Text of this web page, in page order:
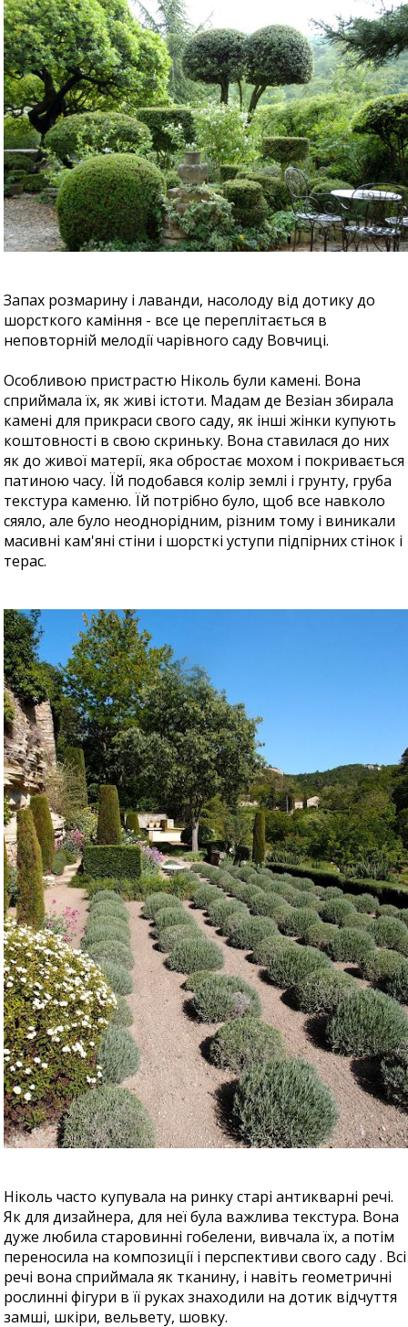
Запах розмарину і лаванди, насолоду від дотику до
шорсткого каміння - все це переплітається в
неповторній мелодії чарівного саду Вовчиці.
Особливою пристрастю Ніколь були камені. Вона
сприймала їх, як живі істоти. Мадам де Везіан збирала
камені для прикраси свого саду, як інші жінки купують
коштовності в свою скриньку. Вона ставилася до них
як до живої матерії, яка обростає мохом і покривається
патиною часу. Їй подобався колір землі і грунту, груба
текстура каменю. Їй потрібно було, щоб все навколо
сяяло, але було неоднорідним, різним тому і виникали
масивні кам'яні стіни і шорсткі уступи підпірних стінок і
терас.
Ніколь часто купувала на ринку старі антикварні речі.
Як для дизайнера, для неї була важлива текстура. Вона
дуже любила старовинні гобелени, вивчала їх, а потім
переносила на композиції і перспективи свого саду . Всі
речі вона сприймала як тканину, і навіть геометричні
рослинні фігури в її руках знаходили на дотик відчуття
замші, шкіри, вельвету, шовку.